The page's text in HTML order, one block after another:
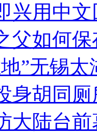
兴用中
父如何
”无锡
身胡同
大陆台